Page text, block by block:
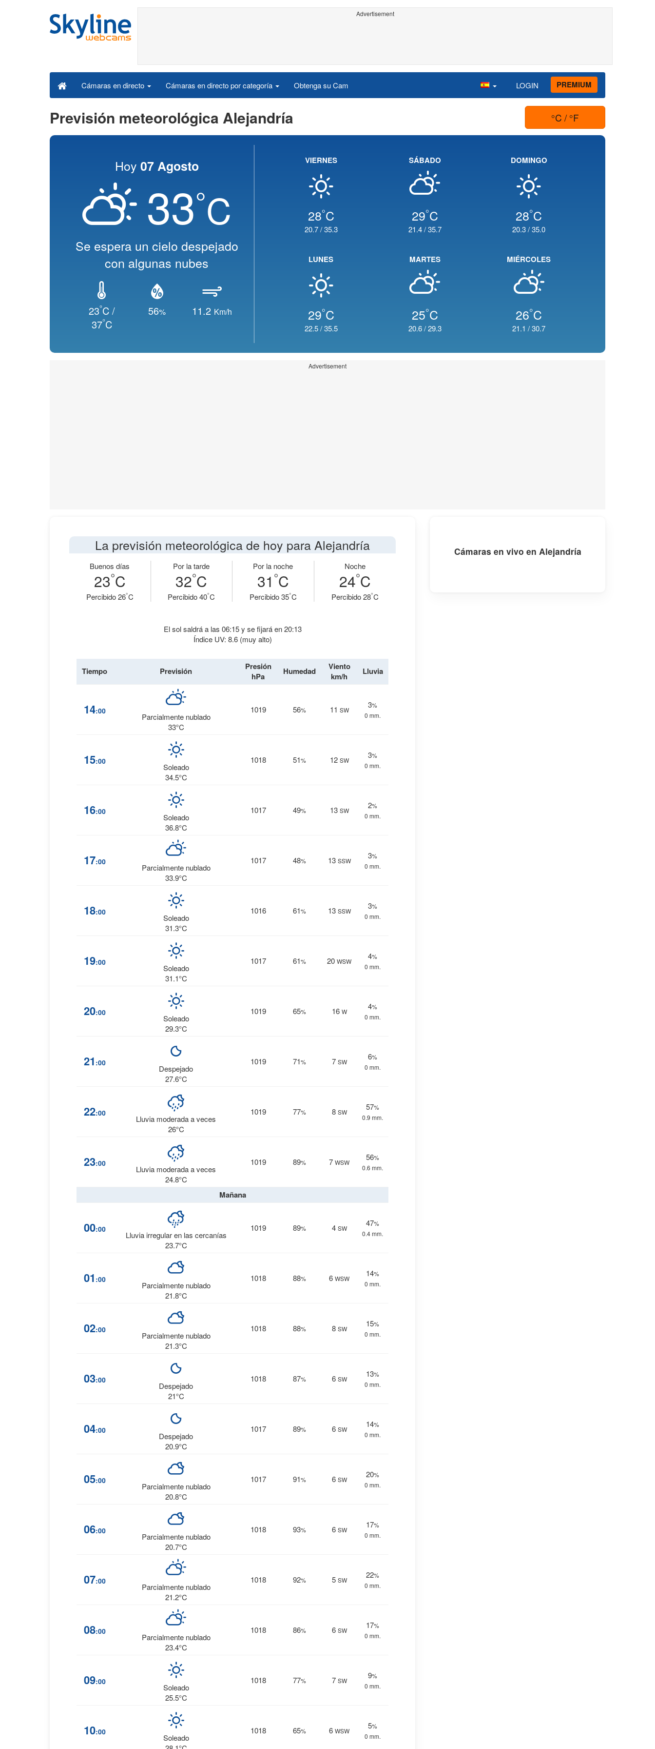
Advertisement
Cámaras en directo Cámaras en directo por categoría Obtenga su Cam LOGIN PREMIUM
Previsión meteorológica Alejandría °C / °F
Hoy 07 Agosto
33°C
Se espera un cielo despejado
con algunas nubes
23°C /
37°C
56% 11.2 Km/h
VIERNES
28°C
20.7/35.3
SÁBADO
29°C
21.4/35.7
DOMINGO
28°C
20.3/35.0
LUNES
29°C
22.5/35.5
MARTES
25°C
20.6/29.3
MIÉRCOLES
26°C
21.1 /30.7
Advertisement
La previsión meteorológica de hoy para Alejandría
Buenos días
23°C
Percibido 26°C
Por la tarde
32°C
Percibido 40°C
Por la noche
31 °C
Percibido 35°C
Noche
24°C
Percibido 28°C
El sol saldrá a las 06:15 y se fijará en 20:13
Índice UV: 8.6 (muy alto)
Tiempo Previsión
Presión
hPa
Humedad
Viento
km/h
Lluvia
14:00
Parcialmente nublado
33°C
1019 56% 11 SW
3%
0 mm.
15:00
Soleado
34.5°C
1018 51% 12 SW
3%
0 mm.
16:00
Soleado
36.8°C
1017 49% 13 SW
2%
0 mm.
17:00
Parcialmente nublado
33.9°C
1017 48% 13 SSW
3%
0 mm.
18:00
Soleado
31.3°C
1016 61% 13 SSW
3%
0 mm.
19:00
Soleado
31.1°C
1017 61% 20 WSW
4%
0 mm.
20:00
Soleado
29.3°C
1019 65% 16 W
4%
0 mm.
21 :00
Despejado
27.6°C
1019 71% 7 SW
6%
0 mm.
22:00
Lluvia moderada a veces
26°C
1019 77% 8 SW
57%
0.9 mm.
23:00
Lluvia moderada a veces
24.8°C
1019 89% 7 WSW
56%
0.6 mm.
Mañana
00:00
Lluvia irregular en las cercanías
23.7°C
1019 89% 4 SW
47%
0.4 mm.
01 :00
Parcialmente nublado
21.8°C
1018 88% 6 WSW
14%
0 mm.
02:00
Parcialmente nublado
21.3°C
1018 88% 8 SW
15%
0 mm.
03:00
Despejado
21°C
1018 87% 6 SW
13%
0 mm.
04:00
Despejado
20.9°C
1017 89% 6 SW
14%
0 mm.
05:00
Parcialmente nublado
20.8°C
1017 91% 6 SW
20%
0 mm.
06:00
Parcialmente nublado
20.7°C
1018 93% 6 SW
17%
0 mm.
07:00
Parcialmente nublado
21.2°C
1018 92% 5 SW
22%
0 mm.
08:00
Parcialmente nublado
23.4°C
1018 86% 6 SW
17%
0 mm.
09:00
Soleado
25.5°C
1018 77% 7 SW
9%
0 mm.
10:00
Soleado
1018 65% 6 WSW
5%
0 mm.
Cámaras en vivo en Alejandría